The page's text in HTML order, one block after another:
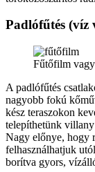
Padlófűtés
Fűtőfilm
A padlófűtés
nagyobb fokú
kész teraszokon
telepíthetünk
Nagy előnye, hogy
felhasználhatjuk
borítva gyors,